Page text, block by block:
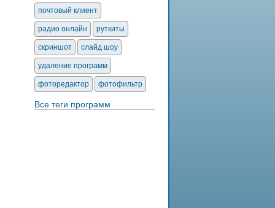
почтовый клиент
радио онлайн руткиты
скриншот слайд шоу
удаление программ
фоторедактор фотофильтр
Все теги программ